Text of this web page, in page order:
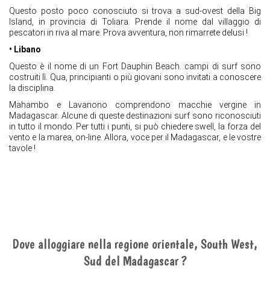
Questo posto poco conosciuto si trova a sud-ovest della Big
Island, in provincia di Toliara. Prende il nome dal villaggio di
pescatori in riva al mare. Prova avventura, non rimarrete delusi !
• Libano
Questo è il nome di un Fort Dauphin Beach. campi di surf sono
costruiti lì. Qua, principianti o più giovani sono invitati a conoscere
la disciplina.
Mahambo e Lavanono comprendono macchie vergine in
Madagascar. Alcune di queste destinazioni surf sono riconosciuti
in tutto il mondo. Per tutti i punti, si può chiedere swell, la forza del
vento e la marea, on-line. Allora, voce per il Madagascar, e le vostre
tavole !
Dove alloggiare nella regione orientale, South West,
Sud del Madagascar ?